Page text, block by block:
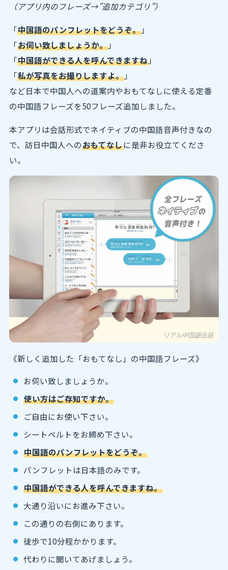
（アプリ内のフレーズ→”追加カテゴリ”）
「中国語のパンフレットをどうぞ。 」
「お伺い致しましょうか。 」
「中国語ができる人を呼んできますね 」
「私が写真をお撮りしますよ。 」
など日本で中国人への道案内やおもてなしに使える定番
の中国語フレーズを50フレーズ追加しました。
本アプリは会話形式でネイティブの中国語音声付きなの
で、訪日中国人へのおもてなしに是非お役立てくださ
い。
《新しく追加した「おもてなし」の中国語フレーズ》
お伺い致しましょうか。
使い方はご存知ですか。
ご自由にお使い下さい。
シートベルトをお締め下さい。
中国語のパンフレットをどうぞ。
パンフレットは日本語のみです。
中国語ができる人を呼んできますね。
大通り沿いにお進み下さい。
この通りの右側にあります。
徒歩で10分程かかります。
代わりに聞いてあげましょう。